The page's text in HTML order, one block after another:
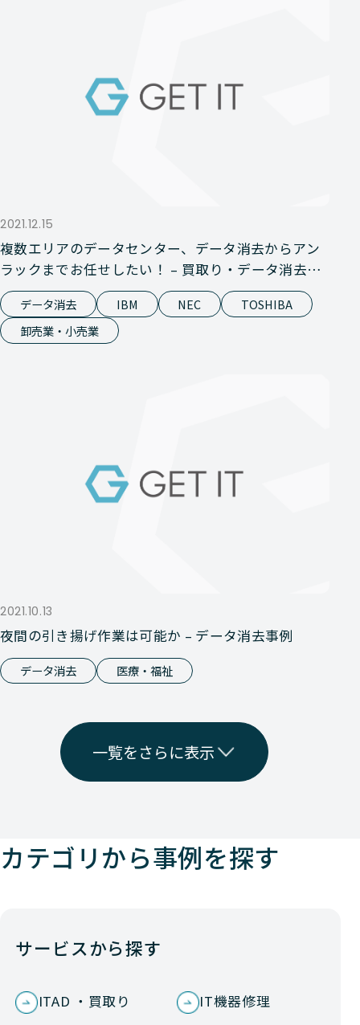
2021.12.15
複数エリアのデータセンター、データ消去からアン
ラックまでお任せしたい！ – 買取り・データ消去事
例
データ消去 IBM NEC
TOSHIBA
卸売業・小売業
2021.10.13
夜間の引き揚げ作業は可能か – データ消去事例
データ消去 医療・福祉
一覧をさらに表示
カテゴリから事例を探す
サービスから探す
ITAD ・買取り IT機器修理